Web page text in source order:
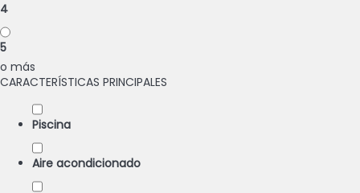
4
5
o más
CARACTERÍSTICAS PRINCIPALES
Piscina
Aire acondicionado